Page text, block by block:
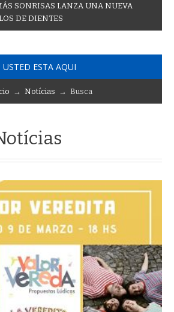
ÁS SONRISAS LANZA UNA NUEVA
OS DE DIENTES
USTED ESTA AQUI
→ Notícias → Busca